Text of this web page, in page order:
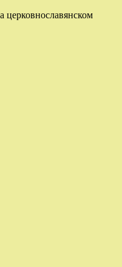
церковнославянском